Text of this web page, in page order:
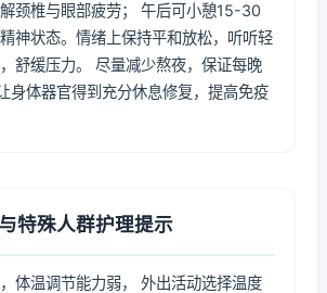
颈椎与眼部疲劳； 午后可小憩15-30
神状态。情绪上保持平和放松，听听轻
舒缓压力。 尽量减少熬夜，保证每晚
身体器官得到充分休息修复，提高免疫
特殊人群护理提示
体温调节能力弱， 外出活动选择温度